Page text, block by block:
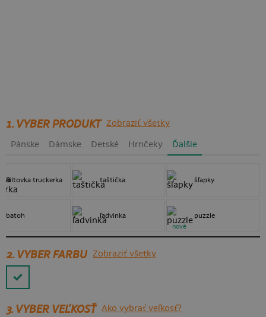
1. VYBER PRODUKT Zobraziť všetky
Pánske Dámske Detské Hrnčeky Ďalšie
šiltovka truckerka
batoh
taštička
ľadvinka
šľapky
puzzle
nové
2. VYBER FARBU Zobraziť všetky
3.VYBER VEĽKOSŤ Ako vybrať veľkosť?